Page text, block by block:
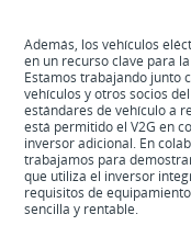
Además, los vehículos
en un recurso clave para
Estamos trabajando junto
vehículos y otros socios
estándares de vehículo a
está permitido el V2G en
inversor adicional. En
trabajamos para
que utiliza el inversor
requisitos de
sencilla y rentable.